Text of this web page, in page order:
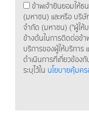
ข้าพเจ้ายินยอมให้
(มหาชน) และหรือ บริ
จำกัด (มหาชน) ("ผู้ให้บ
ข้างต้นในการติดต่อข้
บริการของผู้ให้บริการ
ดำเนินการที่เกี่ยวข้อง
ระบุไว้ใน นโยบายคุ้มค